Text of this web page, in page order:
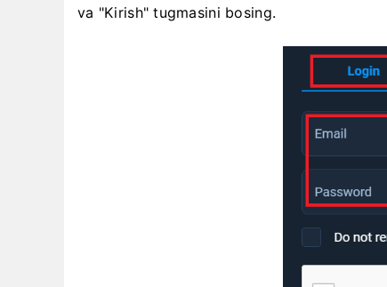
va "Kirish" tugmasini bosing.